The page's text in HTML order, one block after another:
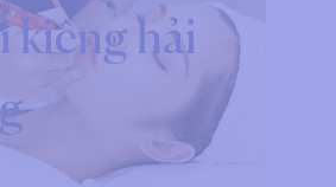
kiêng hải